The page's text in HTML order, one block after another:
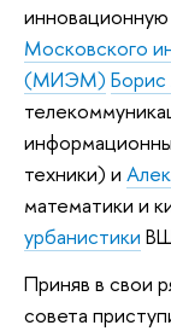
инновационную
Московского
(МИЭМ) Борис
техники) и
математики и
урбанистики
Приняв в свои
совета